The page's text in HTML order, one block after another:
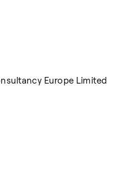
Europe Limited